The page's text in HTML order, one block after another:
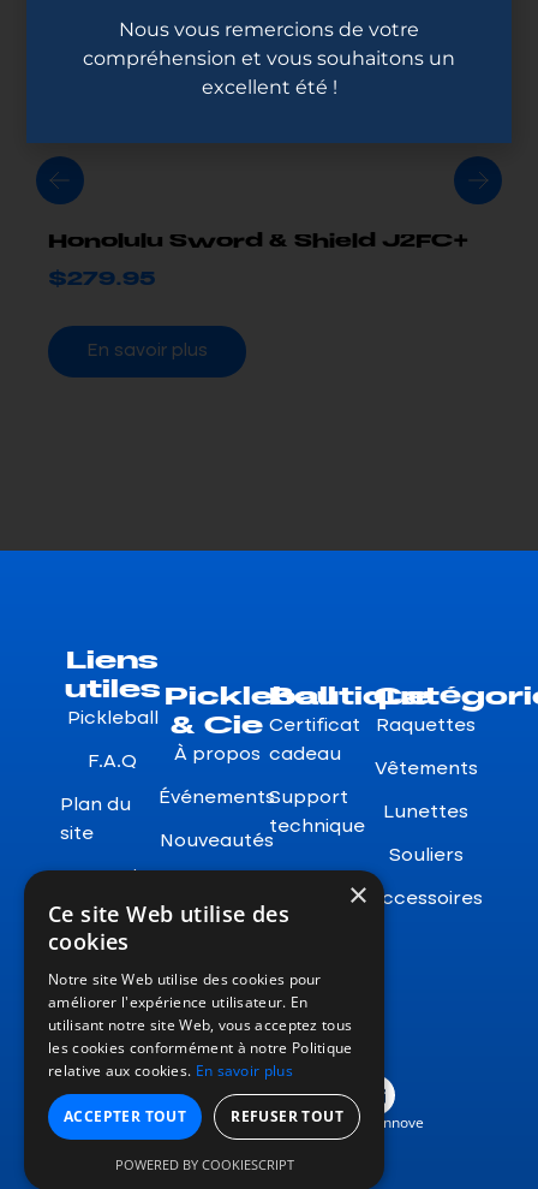
Honolulu Sword & Shield J2FC+
$279.95
En savoir plus
Liens
utiles
Pickleball
F.A.Q
Plan du
site
Retours
Pickleball
& Cie
À propos
Événements
Nouveautés
Boutique
Certificat
cadeau
Support
technique
Raquettes
Vêtements
Lunettes
Souliers
Accessoires
Conception de site web à Montréal par Jinnove
Nous vous remercions de votre
compréhension et vous souhaitons un
excellent été !
×
Ce site Web utilise des
cookies
Notre site Web utilise des cookies pour
améliorer l'expérience utilisateur. En
utilisant notre site Web, vous acceptez tous
les cookies conformément à notre Politique
relative aux cookies. En savoir plus
ACCEPTER TOUT REFUSER TOUT
POWERED BY COOKIESCRIPT